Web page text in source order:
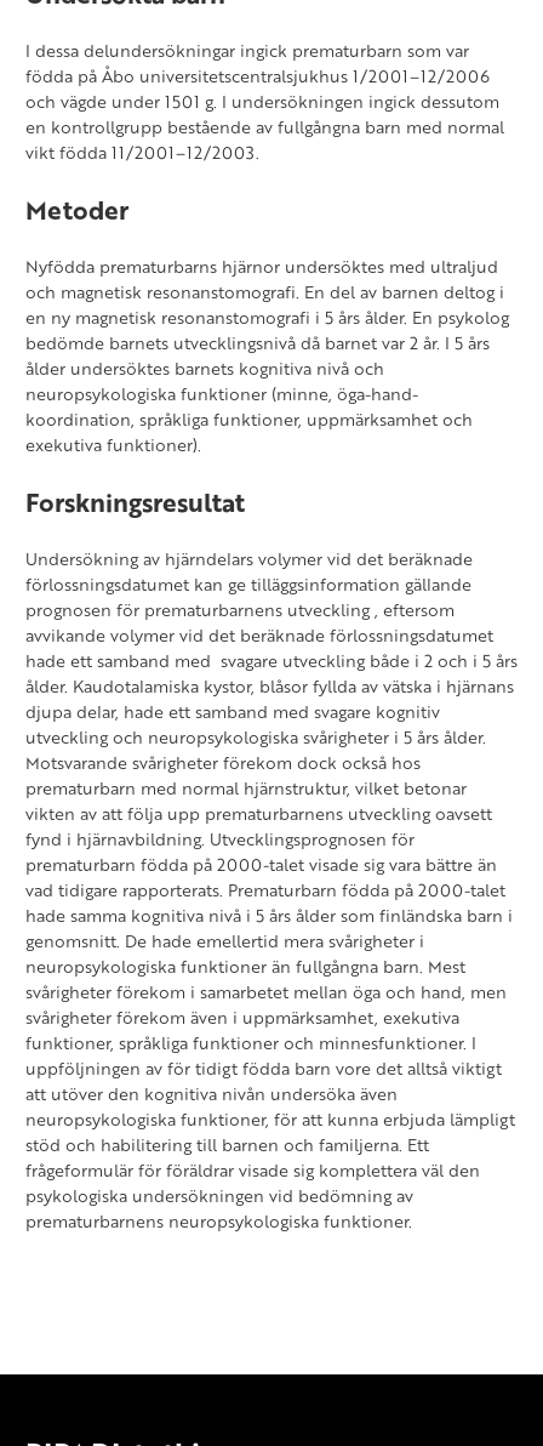
I dessa delundersökningar ingick prematurbarn som var
födda på Åbo universitetscentralsjukhus 1/2001–12/2006
och vägde under 1501 g. I undersökningen ingick dessutom
en kontrollgrupp bestående av fullgångna barn med normal
vikt födda 11/2001–12/2003.
Metoder
Nyfödda prematurbarns hjärnor undersöktes med ultraljud
och magnetisk resonanstomografi. En del av barnen deltog i
en ny magnetisk resonanstomografi i 5 års ålder. En psykolog
bedömde barnets utvecklingsnivå då barnet var 2 år. I 5 års
ålder undersöktes barnets kognitiva nivå och
neuropsykologiska funktioner (minne, öga-hand-
koordination, språkliga funktioner, uppmärksamhet och
exekutiva funktioner).
Forskningsresultat
Undersökningav hjärndelars volymer vid det beräknade
förlossningsdatumet kan ge tilläggsinformation gällande
prognosen för prematurbarnens utveckling , eftersom
avvikande volymer vid det beräknade förlossningsdatumet
hade ett samband med svagare utveckling både i 2 och i 5 års
ålder. Kaudotalamiska kystor, blåsor fyllda av vätska i hjärnans
djupa delar, hade ett samband med svagare kognitiv
utveckling och neuropsykologiska svårigheter i 5 års ålder.
Motsvarande svårigheter förekom dock också hos
prematurbarn med normal hjärnstruktur, vilket betonar
vikten av att följa upp prematurbarnens utveckling oavsett
fynd i hjärnavbildning. Utvecklingsprognosen för
prematurbarn födda på 2000-talet visade sig vara bättre än
vad tidigare rapporterats. Prematurbarn födda på 2000-talet
hade samma kognitiva nivå i 5 års ålder som finländska barn i
genomsnitt. De hade emellertid mera svårigheter i
neuropsykologiska funktioner än fullgångna barn. Mest
svårigheter förekom i samarbetet mellan öga och hand, men
svårigheter förekom även i uppmärksamhet, exekutiva
funktioner, språkliga funktioner och minnesfunktioner. I
uppföljningen av för tidigt födda barn vore det alltså viktigt
att utöver den kognitiva nivån undersöka även
neuropsykologiska funktioner, för att kunna erbjuda lämpligt
stöd och habilitering till barnen och familjerna. Ett
frågeformulär för föräldrar visade sig komplettera väl den
psykologiska undersökningen vid bedömning av
prematurbarnens neuropsykologiska funktioner.